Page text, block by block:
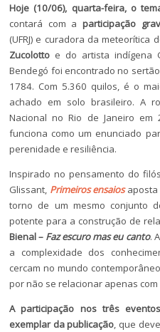
Hoje (10/06), quarta-feira, o
contará com aparticipação
(UFRJ) e curadora da meteorítica
Zucolotto e do artista indígena
Bendegó foi encontrado no
1784. Com 5.360 quilos, é o
achado em solo brasileiro. A
Nacional no Rio de Janeiro em
funciona como um enunciado
perenidade e resiliência.
Inspirado no pensamento do
Glissant, Primeiros ensaiosaposta
torno de um mesmo conjunto
potente para a construção de
Bienal – Faz escuro mas eu canto.
a complexidade dos
cercam no mundo
por não se relacionar apenas
A participação nos três
exemplar da publicação, que